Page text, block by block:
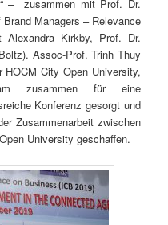
– zusammen mit Prof. Dr.
Managers – Relevance
Alexandra Kirkby, Prof. Dr.
Assoc-Prof. Trinh Thuy
HOCM City Open University,
zusammen für eine
Konferenz gesorgt und
Zusammenarbeit zwischen
University geschaffen.